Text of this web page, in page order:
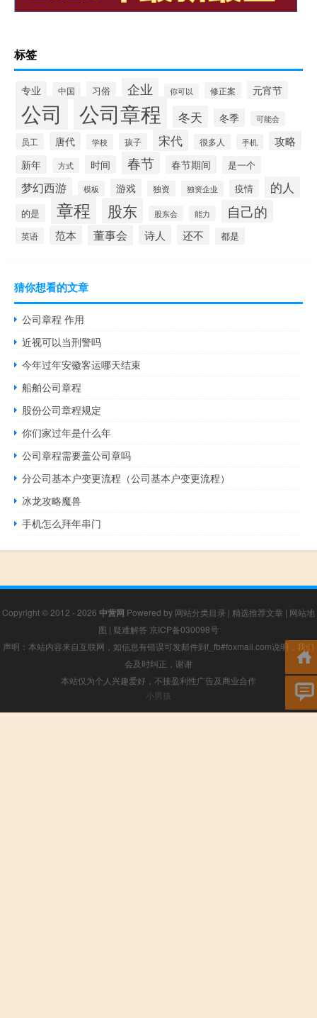
标签
专业 中国 习俗 企业 你可以 修正案 元宵节
公司 公司章程 冬天 冬季 可能会
员工 唐代 学校 孩子 宋代 很多人 手机 攻略
新年 方式 时间 春节 春节期间 是一个
梦幻西游 模板 游戏 独资 独资企业 疫情 的人
的是 章程 股东 股东会 能力 自己的
英语 范本 董事会 诗人 还不 都是
猜你想看的文章
公司章程 作用
近视可以当刑警吗
今年过年安徽客运哪天结束
船舶公司章程
股份公司章程规定
你们家过年是什么年
公司章程需要盖公司章吗
分公司基本户变更流程（公司基本户变更流程）
冰龙攻略魔兽
手机怎么拜年串门
Copyright © 2012 - 2026 中营网 Powered by 网站分类目录 | 精选推荐文章 | 网站地
图 | 疑难解答 京ICP备030098号
声明：本站内容来自互联网，如信息有错误可发邮件到f_fb#foxmail.com说明，我们
会及时纠正，谢谢
本站仅为个人兴趣爱好，不接盈利性广告及商业合作
小男孩